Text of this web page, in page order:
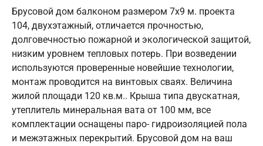
Брусовой дом балконом размером 7х9 м. проекта
104, двухэтажный, отличается прочностью,
долговечностью пожарной и экологической защитой,
низким уровнем тепловых потерь. При возведении
используются проверенные новейшие технологии,
монтаж проводится на винтовых сваях. Величина
жилой площади 120 кв.м.. Крыша типа двускатная,
утеплитель минеральная вата от 100 мм, все
комплектации оснащены паро- гидроизоляцией пола
и межэтажных перекрытий. Брусовой дом на ваш